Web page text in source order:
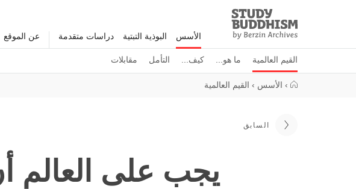
Study
Buddhism
Home
الأسس
القيم العالمية ما هو... كيف... التأمل مقابلات
البوذية التبتية دراسات متقدمة عن الموقع
› الأسس › القيم العالمية
السابق
يجب على العالم